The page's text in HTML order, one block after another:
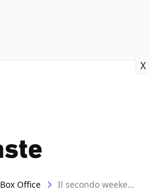
X
Box Office Il secondo weekend di Barbenheimer | Box-Office